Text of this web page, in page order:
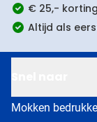
€ 25,-
Altijd als
Mokken